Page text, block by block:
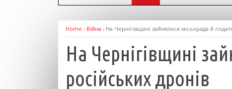
Home › Війна › На Чернігівщині зайнялися міськрада й
На Чернігівщині
російських дронів